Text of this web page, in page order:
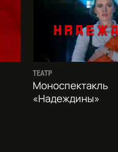
ТЕАТР
Моноспектакль
«Надеждины»